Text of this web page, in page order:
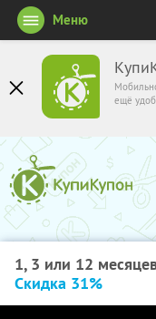
ещё
Меню
1, 3 или 12
Скидка 31%